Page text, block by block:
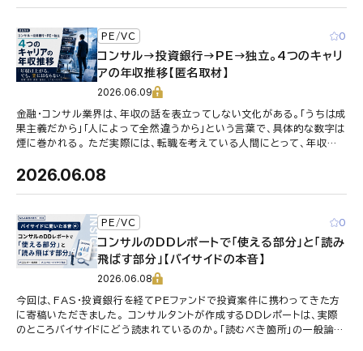
PE/VC 0
コンサル→投資銀行→PE→独立。4つのキャリ
アの年収推移【匿名取材】
2026.06.09
金融・コンサル業界は、年収の話を表立ってしない文化がある。「うちは成
果主義だから」「人によって全然違うから」という言葉で、具体的な数字は
煙に巻かれる。 ただ実際には、転職を考えている人間にとって、年収の
2026.06.08
PE/VC 0
コンサルのDDレポートで「使える部分」と「読み
飛ばす部分」【バイサイドの本音】
2026.06.08
今回は、FAS・投資銀行を経てPEファンドで投資案件に携わってきた方
に寄稿いただきました。 コンサルタントが作成するDDレポートは、実際
のところバイサイドにどう読まれているのか。「読むべき箇所」の一般論で